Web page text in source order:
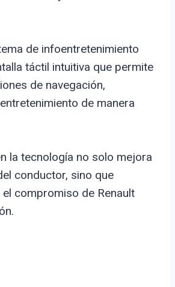
de infoentretenimiento
táctil intuitiva que permite
de navegación,
de manera
la tecnología no solo mejora
conductor, sino que
compromiso de Renault